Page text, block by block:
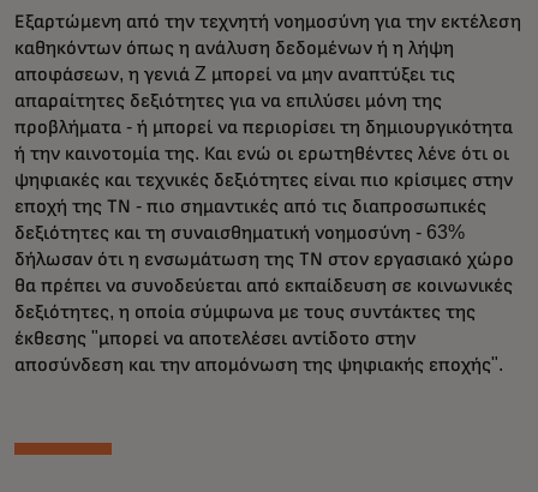
Εξαρτώμενη από την τεχνητή νοημοσύνη για την εκτέλεση
καθηκόντων όπως η ανάλυση δεδομένων ή η λήψη
αποφάσεων, η γενιά Z μπορεί να μην αναπτύξει τις
απαραίτητες δεξιότητες για να επιλύσει μόνη της
προβλήματα - ή μπορεί να περιορίσει τη δημιουργικότητα
ή την καινοτομία της. Και ενώ οι ερωτηθέντες λένε ότι οι
ψηφιακές και τεχνικές δεξιότητες είναι πιο κρίσιμες στην
εποχή της ΤΝ - πιο σημαντικές από τις διαπροσωπικές
δεξιότητες και τη συναισθηματική νοημοσύνη - 63%
δήλωσαν ότι η ενσωμάτωση της ΤΝ στον εργασιακό χώρο
θα πρέπει να συνοδεύεται από εκπαίδευση σε κοινωνικές
δεξιότητες, η οποία σύμφωνα με τους συντάκτες της
έκθεσης "μπορεί να αποτελέσει αντίδοτο στην
αποσύνδεση και την απομόνωση της ψηφιακής εποχής".